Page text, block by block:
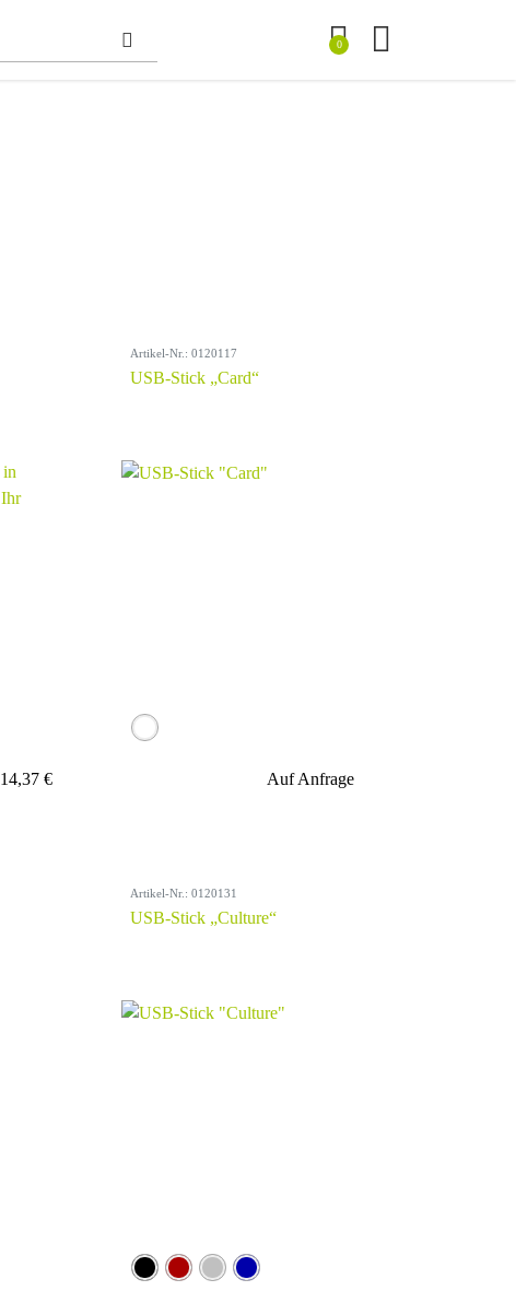
0
14,37 €
Artikel-Nr.: 0120117
USB-Stick „Card“
Auf Anfrage
Artikel-Nr.: 0120131
USB-Stick „Culture“